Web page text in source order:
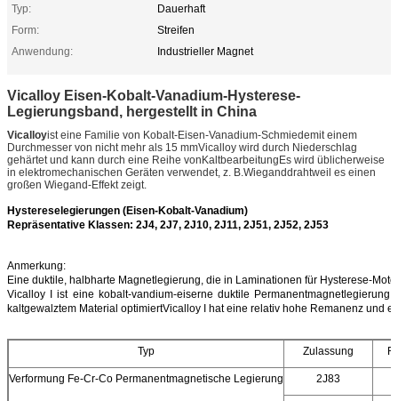
Typ:
Dauerhaft
Form:
Streifen
Anwendung:
Industrieller Magnet
Vicalloy Eisen-Kobalt-Vanadium-Hysterese-
Legierungsband, hergestellt in China
Vicalloyist eine Familie von Kobalt-Eisen-Vanadium-Schmiedemit einem
Durchmesser von nicht mehr als 15 mmVicalloy wird durch Niederschlag
gehärtet und kann durch eine Reihe vonKaltbearbeitungEs wird üblicherweise
in elektromechanischen Geräten verwendet, z. B.Wieganddrahtweil es einen
großen Wiegand-Effekt zeigt.
Hystereselegierungen (Eisen-Kobalt-Vanadium)
Repräsentative Klassen: 2J4, 2J7, 2J10, 2J11, 2J51, 2J52, 2J53
Anmerkung:
Eine duktile, halbharte Magnetlegierung, die in Laminationen für Hysterese-
Vicalloy I ist eine kobalt-vandium-eiserne duktile
kaltgewalztem Material optimiertVicalloy I hat eine relativ hohe Remanenz und
Typ Zulassung
Verformung Fe-Cr-Co Permanentmagnetische Legierung 2J83